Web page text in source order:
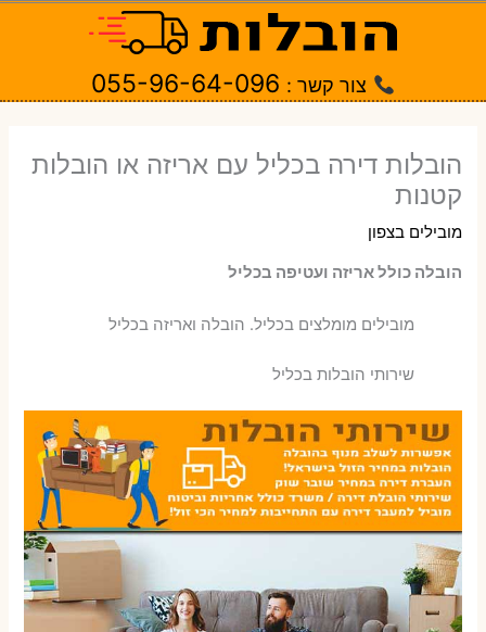
צור קשר : 055-96-64-096
הובלות דירה בכליל עם אריזה או הובלות
קטנות
מובילים בצפון
הובלה כולל אריזה ועטיפה בכליל
‫מובילים מומלצים בכליל. הובלה ואריזה בכליל
שירותי הובלות בכליל